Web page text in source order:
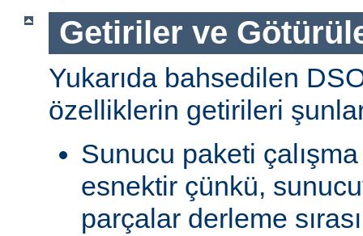
Getiriler ve
Yukarıda bahsedilen
özelliklerin getirileri
Sunucu paketi
esnektir çünkü,
parçalar derleme